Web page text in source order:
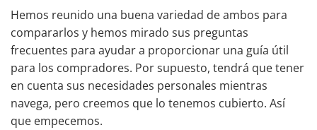
Hemos reunido una buena variedad de ambos para
compararlos y hemos mirado sus preguntas
frecuentes para ayudar a proporcionar una guía útil
para los compradores. Por supuesto, tendrá que tener
en cuenta sus necesidades personales mientras
navega, pero creemos que lo tenemos cubierto. Así
que empecemos.